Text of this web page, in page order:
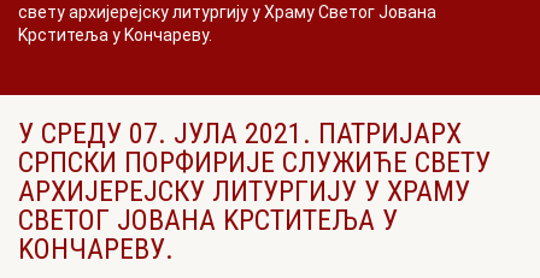
свету архијерејску литургију у Храму Светог Јована
Kрститеља у Kончареву.
У СРЕДУ 07. ЈУЛА 2021. ПАТРИЈАРХ
СРПСКИ ПОРФИРИЈЕ СЛУЖИЋЕ СВЕТУ
АРХИЈЕРЕЈСКУ ЛИТУРГИЈУ У ХРАМУ
СВЕТОГ ЈОВАНА KРСТИТЕЉА У
KОНЧАРЕВУ.